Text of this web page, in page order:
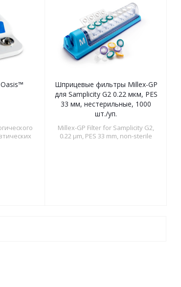
Шприцевые фильтры Millex-GP
для Samplicity G2 0.22 мкм, PES
33 мм, нестерильные, 1000
шт./уп.
Millex-GP Filter for Samplicity G2,
0.22 µm, PES 33 mm, non-sterile